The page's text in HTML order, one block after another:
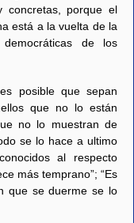
concretas, porque el
está a la vuelta de la
de los
posible que sepan
que no lo están
no lo muestran de
se lo hace a ultimo
al respecto
más temprano”; “Es
que se duerme se lo